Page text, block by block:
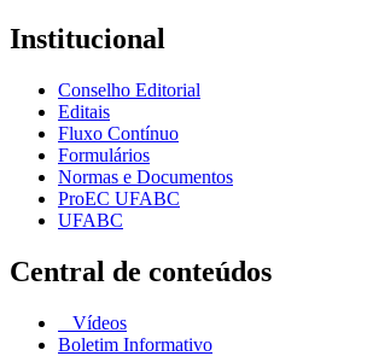
Institucional
Conselho Editorial
Editais
Fluxo Contínuo
Formulários
Normas e Documentos
ProEC UFABC
UFABC
Central de conteúdos
Vídeos
Boletim Informativo